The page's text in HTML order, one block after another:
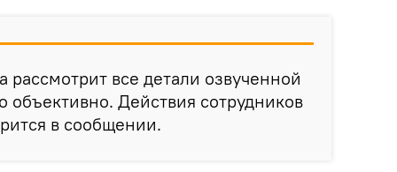
рассмотрит все детали озвученной
объективно. Действия сотрудников
в сообщении.